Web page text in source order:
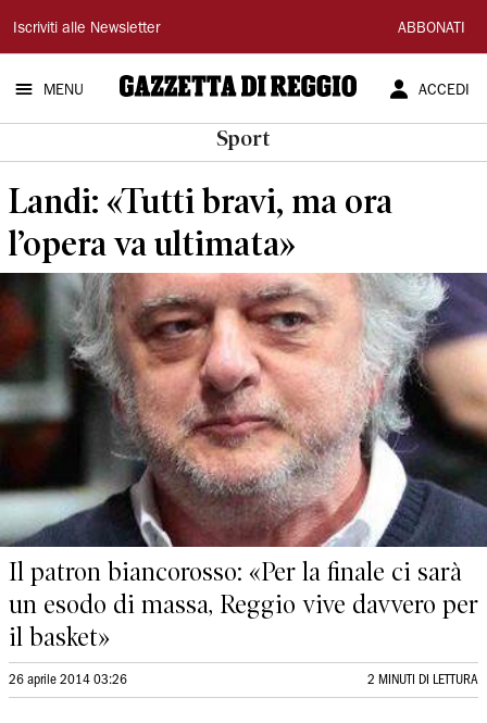
Gazzetta
di
Reggio
Iscriviti alle Newsletter ABBONATI
MENU ACCEDI
Sport
Landi: «Tutti bravi, ma ora
l’opera va ultimata»
Il patron biancorosso: «Per la finale ci sarà
un esodo di massa, Reggio vive davvero per
il basket»
26 aprile 2014 03:26 2 MINUTI DI LETTURA